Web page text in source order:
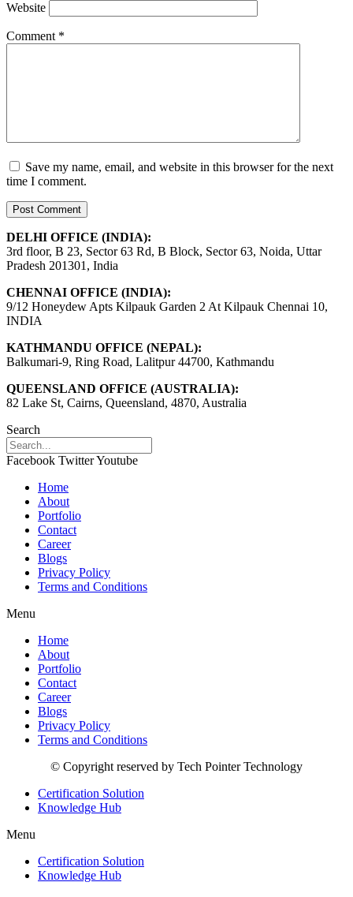
Website
Comment *
Save my name, email, and website in this browser for the next
time I comment.
DELHI OFFICE (INDIA):
3rd floor, B 23, Sector 63 Rd, B Block, Sector 63, Noida, Uttar
Pradesh 201301, India
CHENNAI OFFICE (INDIA):
9/12 Honeydew Apts Kilpauk Garden 2 At Kilpauk Chennai 10,
INDIA
KATHMANDU OFFICE (NEPAL):
Balkumari-9, Ring Road, Lalitpur 44700, Kathmandu
QUEENSLAND OFFICE (AUSTRALIA):
82 Lake St, Cairns, Queensland, 4870, Australia
Search
Facebook TwitterYoutube
Home
About
Portfolio
Contact
Career
Blogs
Privacy Policy
Terms and Conditions
Menu
Home
About
Portfolio
Contact
Career
Blogs
Privacy Policy
Terms and Conditions
© Copyright reserved by Tech Pointer Technology
Certification Solution
Knowledge Hub
Menu
Certification Solution
Knowledge Hub